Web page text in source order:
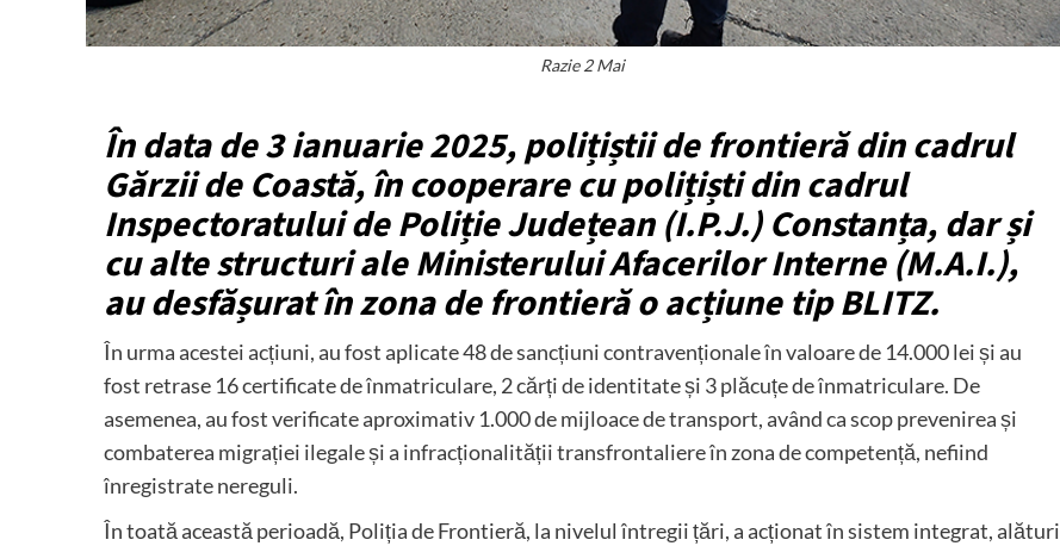
Razie 2 Mai
În data de 3 ianuarie 2025, polițiștii de frontieră din cadrul
Gărzii de Coastă, în cooperare cu polițiști din cadrul
Inspectoratului de Poliție Județean (I.P.J.) Constanța, dar și
cu alte structuri ale Ministerului Afacerilor Interne (M.A.I.),
au desfășurat în zona de frontieră o acțiune tip BLITZ.
În urma acestei acțiuni, au fost aplicate 48 de sancțiuni contravenționale în valoare de 14.000 lei și au
fost retrase 16 certificate de înmatriculare, 2 cărți de identitate și 3 plăcuțe de înmatriculare. De
asemenea, au fost verificate aproximativ 1.000 de mijloace de transport, având ca scop prevenirea și
combaterea migrației ilegale și a infracționalității transfrontaliere în zona de competență, nefiind
înregistrate nereguli.
În toată această perioadă, Poliția de Frontieră, la nivelul întregii țări, a acționat în sistem integrat, alături